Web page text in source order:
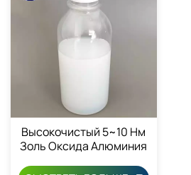
Высокочистый 5~10 Нм
Золь Оксида Алюминия